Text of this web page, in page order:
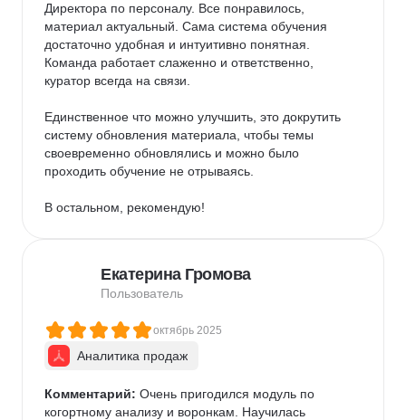
Директора по персоналу. Все понравилось,
материал актуальный. Сама система обучения
достаточно удобная и интуитивно понятная.
Команда работает слаженно и ответственно,
куратор всегда на связи.
Единственное что можно улучшить, это докрутить
систему обновления материала, чтобы темы
своевременно обновлялись и можно было
проходить обучение не отрываясь.
В остальном, рекомендую!
Екатерина Громова
Пользователь
октябрь 2025
Аналитика продаж
Комментарий: Очень пригодился модуль по
когортному анализу и воронкам. Научилась